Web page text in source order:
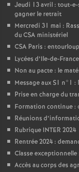
Jeudi 13 avril : tout-
gagner le retrait
Mercredi 31 mai :
du CSA ministériel
CSA Paris :
Lycées d’Ile-de-
Non au pacte : le
Message aux S1 n°1
Prise en charge du
Formation continue :
Réunions
Rubrique INTER 2024
Rentrée 2024 :
Classe
Accès au corps des